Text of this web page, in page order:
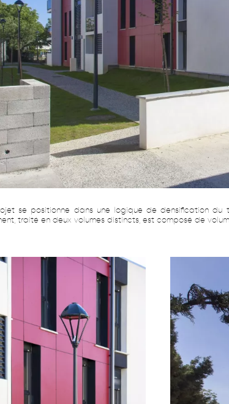
se positionne dans une logique de densification
traité en deux volumes distincts, est composé de